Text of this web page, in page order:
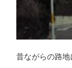
昔ながらの路